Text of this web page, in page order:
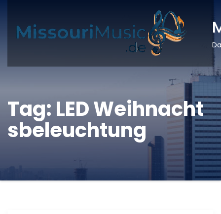
Tag: LED Weihnacht
sbeleuchtung